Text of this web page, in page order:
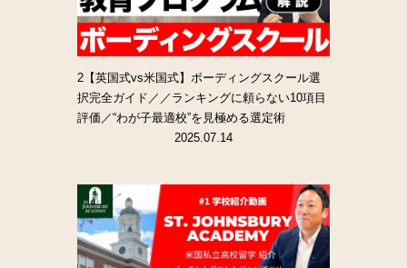
2【英国式vs米国式】ボーディングスクール選
択完全ガイド／／ランキングに頼らない10項目
評価／“わが子最適校”を見極める選定術
2025.07.14